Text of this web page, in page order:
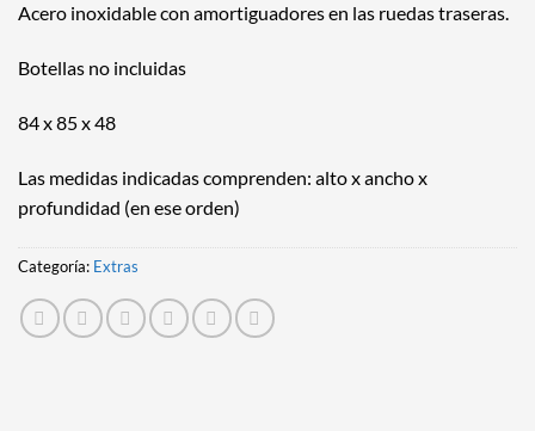
Acero inoxidable con amortiguadores en las ruedas traseras.
Botellas no incluidas
84 x 85 x 48
Las medidas indicadas comprenden: alto x ancho x
profundidad (en ese orden)
Categoría: Extras